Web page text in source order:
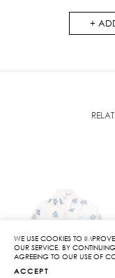
WE USE COOKIES TO
OUR SERVICE. BY
AGREEING TO OUR USE OF
ACCEPT